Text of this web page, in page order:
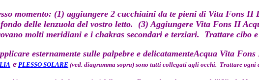
momento: (1) aggiungere 2 cucchiaini da te pieni di Vita Fons II
delle lenzuola del vostro letto. (3) Aggiungere Vita Fons II
molti meridiani e i chakras secondari e terziari. Trattare cibo
esternamente sulle palpebre e delicatamenteAcqua Vita
e PLESSO SOLARE (ved. diagramma sopra) sono tutti collegati agli occhi. Trattare ogni